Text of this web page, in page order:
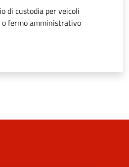
di custodia per veicoli
fermo amministrativo